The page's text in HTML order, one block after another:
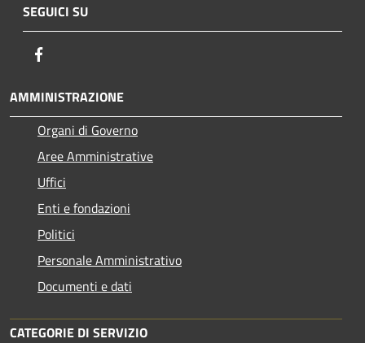
SEGUICI SU
AMMINISTRAZIONE
Organi di Governo
Aree Amministrative
Uffici
Enti e fondazioni
Politici
Personale Amministrativo
Documenti e dati
CATEGORIE DI SERVIZIO